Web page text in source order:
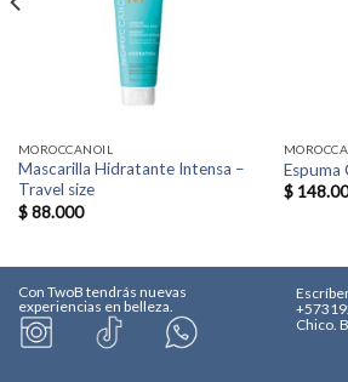
MOROCCANOIL
Mascarilla Hidratante Intensa –
Travel size
$88.000
Espuma
$
Con TwoB tendrás nuevas
experiencias en belleza.
Chico.